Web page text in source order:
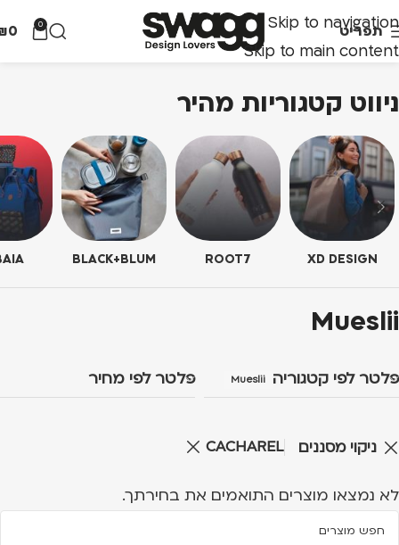
Skip to navigation
Skip to main content
תפריט 0
0
ניווט קטגוריות מהיר
XD DESIGN
ROOT7
BLACK+BLUM
Mueslii
פלטר לפי קטגוריה Mueslii פלטר לפי מחיר
ניקוי מסננים CACHAREL
לא נמצאו מוצרים התואמים את בחירתך.